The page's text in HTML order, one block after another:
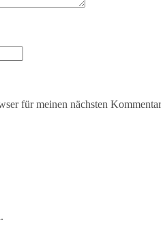
für meinen nächsten